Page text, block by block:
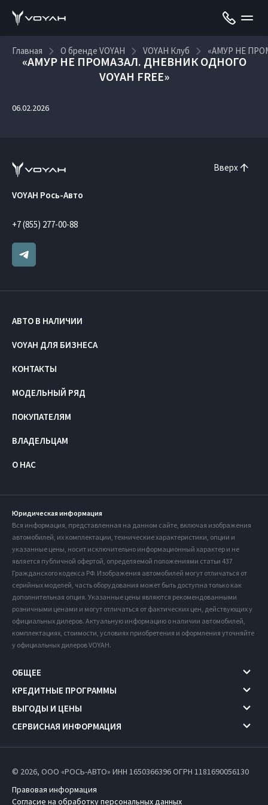
Главная О бренде VOYAH VOYAH Клуб «АМУР НЕ
«АМУР НЕ ПРОМАЗАЛ. ДНЕВНИК ОДНОГО
VOYAH FREE»
06.02.2026
Вверх
VOYAH Рось-Авто
+7 (855) 277-00-88
АВТО В НАЛИЧИИ
VOYAH ДЛЯ БИЗНЕСА
КОНТАКТЫ
МОДЕЛЬНЫЙ РЯД
ПОКУПАТЕЛЯМ
ВЛАДЕЛЬЦАМ
О НАС
Юридическая информация
Вся информация, представленная на данном сайте, включая изображения
автомобилей, их комплектации, технические характеристики, опции и
указанные цены, носит исключительно информационный характер и не
является публичной офертой, определяемой положениями статьи 437
Гражданского кодекса РФ. Изображения автомобилей могут отличаться от
серийных моделей, часть оборудования может быть доступна только как
дополнительная опция. Указанные цены являются рекомендованными
розничными ценами и могут отличаться от фактических цен, действующих у
официальных дилеров. Актуальную информацию о наличии автомобилей,
комплектациях, стоимости, условиях приобретения и оформления уточняйте
у официальных дилеров VOYAH.
ОБЩЕЕ
КРЕДИТНЫЕ ПРОГРАММЫ
ВЫГОДЫ И ЦЕНЫ
СЕРВИСНАЯ ИНФОРМАЦИЯ
© 2026, ООО «РОСЬ-АВТО» ИНН 1650366396ОГРН 1181690056130
Правовая информация
Согласие на обработку персональных данных